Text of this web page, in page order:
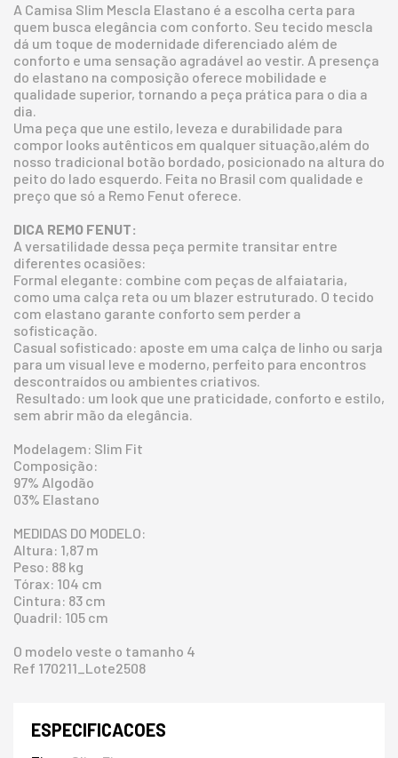
A Camisa Slim Mescla Elastano é a escolha certa para
quem busca elegância com conforto. Seu tecido mescla
dá um toque de modernidade diferenciado além de
conforto e uma sensação agradável ao vestir. A presença
do elastano na composição oferece mobilidade e
qualidade superior, tornando a peça prática para o dia a
dia.
Uma peça que une estilo, leveza e durabilidade para
compor looks autênticos em qualquer situação,além do
nosso tradicional botão bordado, posicionado na altura do
peito do lado esquerdo. Feita no Brasil com qualidade e
preço que só a Remo Fenut oferece.
DICA REMO FENUT:
A versatilidade dessa peça permite transitar entre
diferentes ocasiões:
Formal elegante: combine com peças de alfaiataria,
como uma calça reta ou um blazer estruturado. O tecido
com elastano garante conforto sem perder a
sofisticação.
Casual sofisticado: aposte em uma calça de linho ou sarja
para um visual leve e moderno, perfeito para encontros
descontraídos ou ambientes criativos.
Resultado: um look que une praticidade, conforto e estilo,
sem abrir mão da elegância.
Modelagem: Slim Fit
Composição:
97% Algodão
03% Elastano
MEDIDAS DO MODELO:
Altura: 1,87 m
Peso: 88 kg
Tórax: 104 cm
Cintura: 83 cm
Quadril: 105 cm
O modelo veste o tamanho 4
Ref 170211_Lote2508
ESPECIFICACOES